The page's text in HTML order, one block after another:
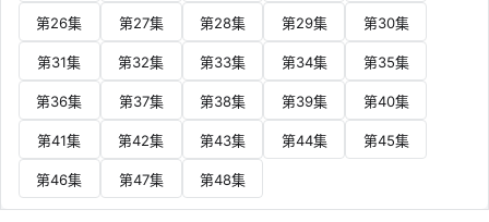
第26集 第27集 第28集 第29集 第30集
第31集 第32集 第33集 第34集 第35集
第36集 第37集 第38集 第39集 第40集
第41集 第42集 第43集 第44集 第45集
第46集 第47集 第48集